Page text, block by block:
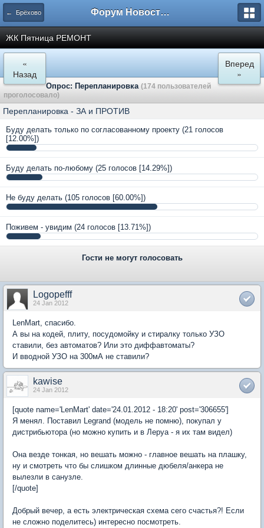
← Брёхово Форум Новостройки
ЖК Пятница РЕМОНТ
«
Назад
Вперед
»
Опрос: Перепланировка (174 пользователей
проголосовало)
Перепланировка - ЗА и ПРОТИВ
Буду делать только по согласованному проекту (21 голосов
[12.00%])
Буду делать по-любому (25 голосов [14.29%])
Не буду делать (105 голосов [60.00%])
Поживем - увидим (24 голосов [13.71%])
Гости не могут голосовать
Logopefff
24 Jan 2012
LenMart, спасибо.
А вы на кодей, плиту, посудомойку и стиралку только УЗО
ставили, без автоматов? Или это диффавтоматы?
И вводной УЗО на 300мА не ставили?
kawise
24 Jan 2012
[quote name='LenMart' date='24.01.2012 - 18:20' post='306655']
Я менял. Поставил Legrand (модель не помню), покупал у
дистрибьютора (но можно купить и в Леруа - я их там видел)
Она везде тонкая, но вешать можно - главное вешать на плашку,
ну и смотреть что бы слишком длинные дюбеля/анкера не
вылезли в санузле.
[/quotе]
Добрый вечер, а есть электрическая схема сего счастья?! Если
не сложно поделитесь) интересно посмотреть.